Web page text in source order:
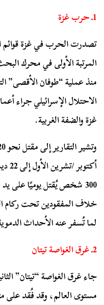
1ـ حرب غزة
تصدرت الحرب في غزة
المرتبة الأولى في محرك
منذ عملية “طوفان
الاحتلال الإسرائيلي جراء
غزة والضفة الغربية.
300 شخص يُقتل يوميًا على
خلاف المفقودين تحت ركام
لما تُسفر عنه الأحداث
2ـ غرق الغواصة تيتان
جاء غرق الغواصة “تيتان”
مستوى العالم، وقد فُقد على متنها 5 من رجال الأعمال